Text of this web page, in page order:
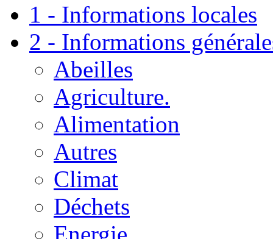
1 - Informations locales
2 - Informations
Abeilles
Agriculture.
Alimentation
Autres
Climat
Déchets
Energie